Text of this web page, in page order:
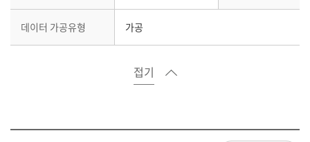
데이터 가공유형 가공
접기